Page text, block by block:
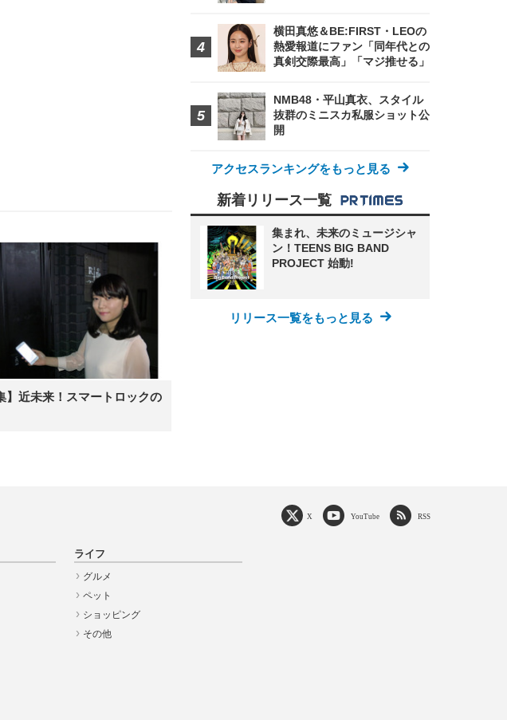
】近未来！スマートロックの
横田真悠＆BE:FIRST・LEOの
熱愛報道にファン「同年代との
真剣交際最高」「マジ推せる」
NMB48・平山真衣、スタイル
抜群のミニスカ私服ショット公
開
アクセスランキングをもっと見る
新着リリース一覧
集まれ、未来のミュージシャ
ン！TEENS BIG BAND
PROJECT 始動!
リリース一覧をもっと見る
ライフ
グルメ
ペット
ショッピング
その他
X YouTube RSS